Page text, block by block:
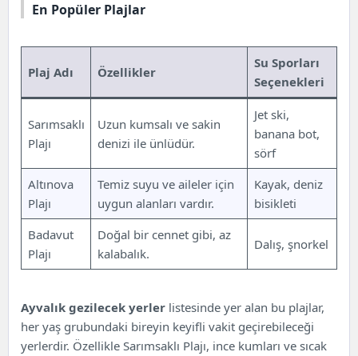
En Popüler Plajlar
Plaj Adı Özellikler
Su Sporları
Seçenekleri
Sarımsaklı
Plajı
Uzun kumsalı ve sakin
denizi ile ünlüdür.
Jet ski,
banana bot,
sörf
Altınova
Plajı
Temiz suyu ve aileler için
uygun alanları vardır.
Kayak, deniz
bisikleti
Badavut
Plajı
Doğal bir cennet gibi, az
kalabalık.
Dalış, şnorkel
Ayvalık gezilecek yerler listesinde yer alan bu plajlar,
her yaş grubundaki bireyin keyifli vakit geçirebileceği
yerlerdir. Özellikle Sarımsaklı Plajı, ince kumları ve sıcak